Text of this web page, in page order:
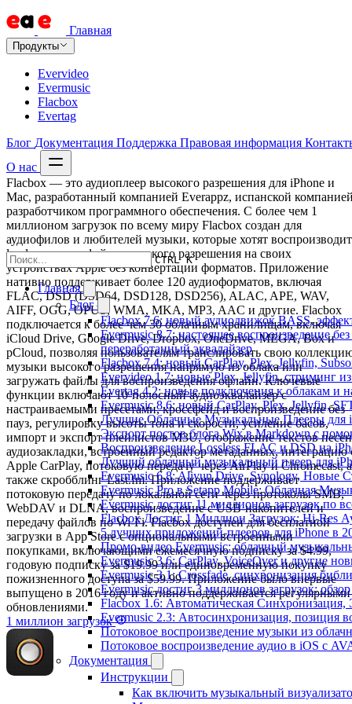
Главная
Продукты
Evervideo
Evermusic
Flacbox
Evertag
Блог Документация Поддержка Правовая информация
О нас
CTRL K
Главная
Блог
Flacbox 7.6: новый аудиодвижок BASS,
Evermusic 8.7: настоящее воспроизведение
переработанный эквалайзер
Flacbox 7.4: новый CarPlay, Plex, Jellyfin,
Evervideo 1.7: новые Plex, Jellyfin, стриминг
Evertag 4.2: новые подключения к облакам и
Evermusic 8.6: новый CarPlay, Plex, Jellyfin,
Лучшие Облачные Музыкальные Плееры для
Экспорт постов блога Wix в Markdown с
Воспроизведение Lossless FLAC и DSD на
Лучший облачный музыкальный плеер для
Evermusic 6.8: Aliyun Drive, Synology, Новые
Evermusic Pro в Setapp Mobile: Облачная
Evermusic достиг 11 миллионов загрузок по
Flacbox Достиг 1 Миллион Загрузок: Hi-Res
5 лучших приложений-плееров для iPhone в
Промо-видео Evermusic: облачный
Evermusic 3.6: CarPlay, VoiceOver и другие
Evermusic 3.1: Crossfade, синхронизация
Evermusic достиг 3 миллионов загрузок:
Flacbox 1.6: Автоматическая
Evermusic 2.3: Автосинхронизация, позиция
Потоковое воспроизведение музыки из
Потоковое воспроизведение аудио в iOS с
Документация
Инструкции
Как включить музыкальный
Flacbox — это аудиоплеер высокого разрешения для iPhone и
Mac, разработанный компанией Everappz, испанской
разработчиком программного обеспечения. С более чем 1
миллионом загрузок по всему миру Flacbox создан для
аудиофилов и любителей музыки, которые хотят
lossless и аудиофайлы высокого разрешения на своих
устройствах Apple без конвертации форматов. Приложение
нативно поддерживает более 120 аудиоформатов, включая
FLAC, DSD (DSD64, DSD128, DSD256), ALAC, APE, WAV,
AIFF, OGG, OPUS, WMA, MKA, MP3, AAC и другие. Flacbox
подключается к более чем 30 облачным хранилищам, включая
iCloud Drive, Google Drive, Dropbox, OneDrive, MEGA, Box и
pCloud, позволяя пользователям транслировать свою
музыки высокого разрешения напрямую из облака или
загружать файлы для воспроизведения офлайн. Ключевые
функции включают 10-полосный аудиоэквалайзер с
настраиваемыми пресетами, кроссфейд и воспроизведение без
пауз, регулировку высоты тона и скорости, усиление басов,
импорт и экспорт плейлистов M3U, отображение текстов
аудиозакладки, встроенный редактор метаданных, интеграцию
Apple CarPlay, потоковую передачу через AirPlay и Chromecast, а
также скробблинг Last.fm. Приложение поддерживает
потоковую передачу по локальной сети через протоколы SMB,
WebDAV и DLNA, воспроизведение с USB-накопителей и
передачу файлов по Wi-Fi. Flacbox доступен для бесплатной
загрузки в App Store с опциональными встроенными
покупками, включающими ежемесячную подписку за $4.99,
годовую подписку за $19.99 или единовременную покупку
пожизненного доступа за $59.99. Приложение было впервые
выпущено в 2016 году и активно поддерживается регулярными
обновлениями.
1 миллион загрузок